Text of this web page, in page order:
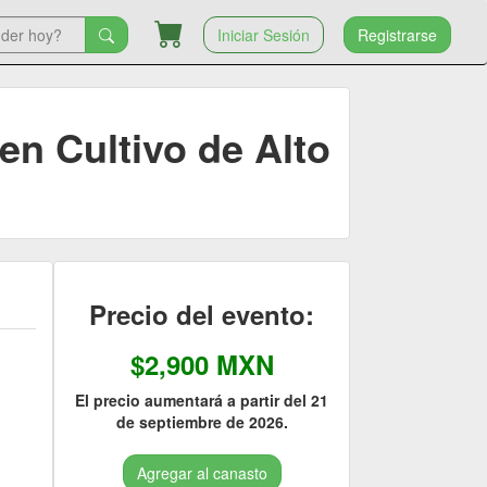
Iniciar Sesión Registrarse
Cultivo de Alto
Precio del evento:
$2,900 MXN
El precio aumentará a partir del 21
de septiembre de 2026.
Agregar al canasto